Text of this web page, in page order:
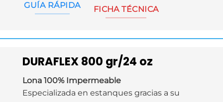
GUÍA RÁPIDA FICHA TÉCNICA
DURAFLEX 800 gr/24 oz
Lona 100% Impermeable
Especializada en estanques gracias a su